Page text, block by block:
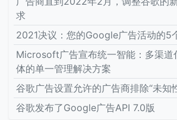
求
2021决议：您的Google广告活动的5
Microsoft广告宣布统一智能：多渠道
体的单一管理解决方案
谷歌广告设置允许的广告商排除“未知
谷歌发布了Google广告API 7.0版